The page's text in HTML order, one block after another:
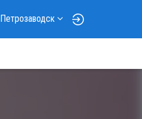
Петрозаводск